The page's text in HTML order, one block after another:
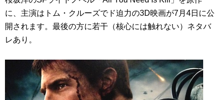
に、主演はトム・クルーズでド迫力の3D映画が7月4日に公
開されます。最後の方に若干（核心には触れない）ネタバ
レあり。